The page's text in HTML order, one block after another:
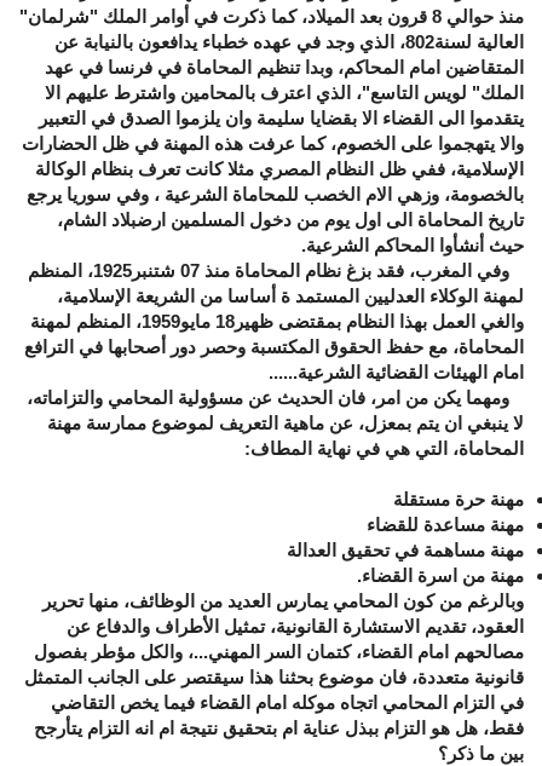
منذ حوالي 8 قرون بعد الميلاد، كما ذكرت في أوامر الملك "شرلمان"
العالية لسنة802، الذي وجد في عهده خطباء يدافعون بالنيابة عن
المتقاضين امام المحاكم، وبدا تنظيم المحاماة في فرنسا في عهد
الملك" لويس التاسع"، الذي اعترف بالمحامين واشترط عليهم الا
يتقدموا الى القضاء الا بقضايا سليمة وان يلزموا الصدق في التعبير
والا يتهجموا على الخصوم، كما عرفت هذه المهنة في ظل الحضارات
الإسلامية، ففي ظل النظام المصري مثلا كانت تعرف بنظام الوكالة
بالخصومة، وزهي الام الخصب للمحاماة الشرعية ، وفي سوريا يرجع
تاريخ المحاماة الى اول يوم من دخول المسلمين ارضبلاد الشام،
حيث أنشأوا المحاكم الشرعية.
وفي المغرب، فقد بزغ نظام المحاماة منذ 07 شتنبر1925، المنظم
لمهنة الوكلاء العدليين المستمد ة أساسا من الشريعة الإسلامية،
والغي العمل بهذا النظام بمقتضى ظهير18 مايو1959، المنظم لمهنة
المحاماة، مع حفظ الحقوق المكتسبة وحصر دور أصحابها في الترافع
امام الهيئات القضائية الشرعية......
ومهما يكن من امر، فان الحديث عن مسؤولية المحامي والتزاماته،
لا ينبغي ان يتم بمعزل، عن ماهية التعريف لموضوع ممارسة مهنة
المحاماة، التي هي في نهاية المطاف:
مهنة حرة مستقلة
مهنة مساعدة للقضاء
مهنة مساهمة في تحقيق العدالة
مهنة من اسرة القضاء.
وبالرغم من كون المحامي يمارس العديد من الوظائف، منها تحرير
العقود، تقديم الاستشارة القانونية، تمثيل الأطراف والدفاع عن
مصالحهم امام القضاء، كتمان السر المهني...، والكل مؤطر بفصول
قانونية متعددة، فان موضوع بحثنا هذا سيقتصر على الجانب المتمثل
في التزام المحامي اتجاه موكله امام القضاء فيما يخص التقاضي
فقط، هل هو التزام ببذل عناية ام بتحقيق نتيجة ام انه التزام يتأرجح
بين ما ذكر؟